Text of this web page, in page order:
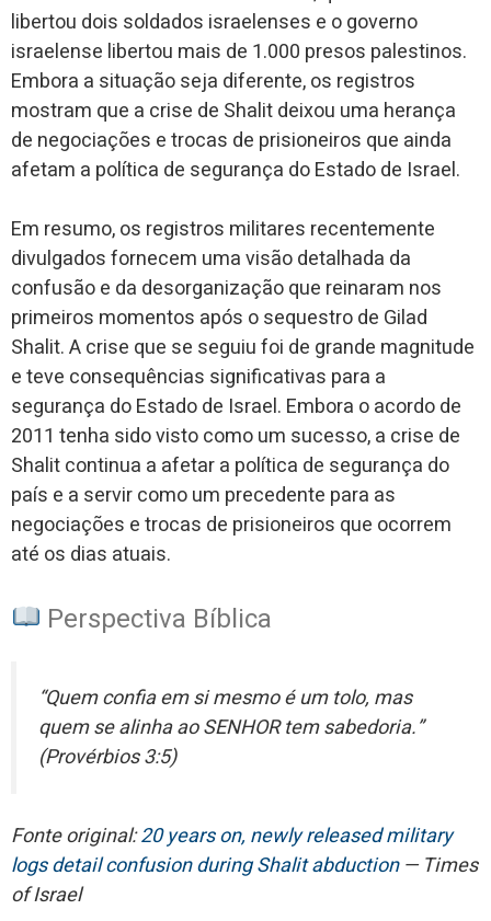
libertou dois soldados israelenses e o governo
israelense libertou mais de 1.000 presos palestinos.
Embora a situação seja diferente, os registros
mostram que a crise de Shalit deixou uma herança
de negociações e trocas de prisioneiros que ainda
afetam a política de segurança do Estado de Israel.
Em resumo, os registros militares recentemente
divulgados fornecem uma visão detalhada da
confusão e da desorganização que reinaram nos
primeiros momentos após o sequestro de Gilad
Shalit. A crise que se seguiu foi de grande magnitude
e teve consequências significativas para a
segurança do Estado de Israel. Embora o acordo de
2011 tenha sido visto como um sucesso, a crise de
Shalit continua a afetar a política de segurança do
país e a servir como um precedente para as
negociações e trocas de prisioneiros que ocorrem
até os dias atuais.
Perspectiva Bíblica
“Quem confia em si mesmo é um tolo, mas
quem se alinha ao SENHOR tem sabedoria.”
(Provérbios 3:5)
Fonte original:20 years on, newly released military
logs detail confusion during Shalit abduction— Times
of Israel